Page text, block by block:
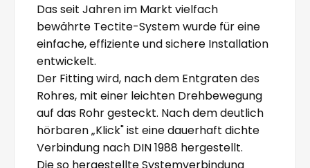
Das seit Jahren im Markt vielfach
bewährte Tectite-System wurde für eine
einfache, effiziente und sichere Installation
entwickelt.
Der Fitting wird, nach dem Entgraten des
Rohres, mit einer leichten Drehbewegung
auf das Rohr gesteckt. Nach dem deutlich
hörbaren „Klick" ist eine dauerhaft dichte
Verbindung nach DIN 1988 hergestellt.
Die so hergestellte Systemverbindung